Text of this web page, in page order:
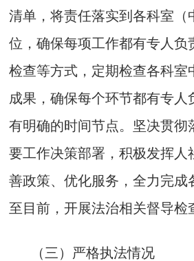
清单，将责任落实到各科室（
位，确保每项工作都有专人负
检查等方式，定期检查各科室
成果，确保每个环节都有专人
有明确的时间节点。坚决贯彻
要工作决策部署，积极发挥人
善政策、优化服务，全力完成
至目前，开展法治相关督导检
（三）严格执法情况